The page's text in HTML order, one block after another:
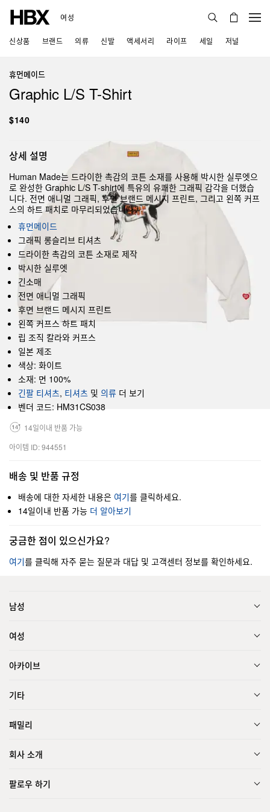
여성
신상품 브랜드 의류 신발 액세서리 라이프 세일 저널
휴먼메이드
Graphic L/S T-Shirt
$140
상세 설명
Human Made는 드라이한 촉감의 코튼 소재를 사용해 박시한 실루엣으
로 완성한 Graphic L/S T-shirt에 특유의 유쾌한 그래픽 감각을 더했습
니다. 전면 애니멀 그래픽, 후면 브랜드 메시지 프린트, 그리고 왼쪽 커프
스의 하트 패치로 마무리되었습니다.
휴먼메이드
그래픽 롱슬리브 티셔츠
드라이한 촉감의 코튼 소재로 제작
박시한 실루엣
긴소매
전면 애니멀 그래픽
후면 브랜드 메시지 프린트
왼쪽 커프스 하트 패치
립 조직 칼라와 커프스
일본 제조
색상: 화이트
소재: 면 100%
긴팔 티셔츠, 티셔츠 및 의류 더 보기
벤더 코드: HM31CS038
14일이내 반품 가능
아이템 ID: 944551
배송 및 반품 규정
배송에 대한 자세한 내용은 여기를 클릭하세요.
14일이내 반품 가능 더 알아보기
궁금한 점이 있으신가요?
여기를 클릭해 자주 묻는 질문과 대답 및 고객센터 정보를 확인하세요.
남성
여성
아카이브
기타
패밀리
회사 소개
팔로우 하기